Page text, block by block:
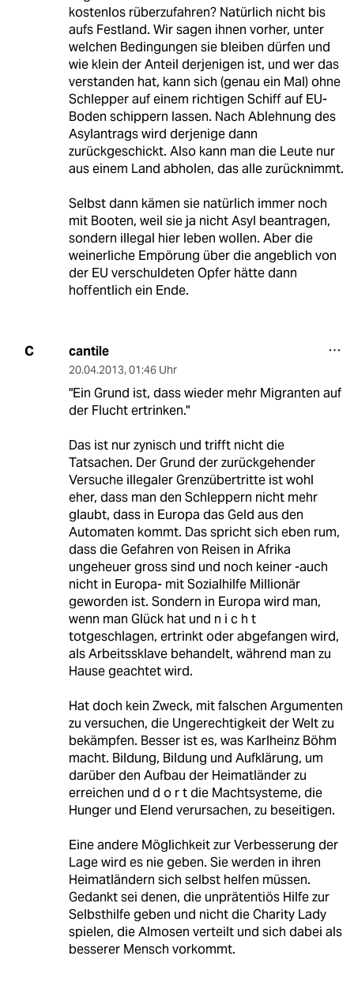
kostenlos rüberzufahren? Natürlich nicht bis
aufs Festland. Wir sagen ihnen vorher, unter
welchen Bedingungen sie bleiben dürfen und
wie klein der Anteil derjenigen ist, und wer das
verstanden hat, kann sich (genau ein Mal) ohne
Schlepper auf einem richtigen Schiff auf EU-
Boden schippern lassen. Nach Ablehnung des
Asylantrags wird derjenige dann
zurückgeschickt. Also kann man die Leute nur
aus einem Land abholen, das alle zurücknimmt.
Selbst dann kämen sie natürlich immer noch
mit Booten, weil sie ja nicht Asyl beantragen,
sondern illegal hier leben wollen. Aber die
weinerliche Empörung über die angeblich von
der EU verschuldeten Opfer hätte dann
hoffentlich ein Ende.
C cantile
20.04.2013, 01:46 Uhr
"Ein Grund ist, dass wieder mehr Migranten auf
der Flucht ertrinken."
Das ist nur zynisch und trifft nicht die
Tatsachen. Der Grund der zurückgehender
Versuche illegaler Grenzübertritte ist wohl
eher, dass man den Schleppern nicht mehr
glaubt, dass in Europa das Geld aus den
Automaten kommt. Das spricht sich eben rum,
dass die Gefahren von Reisen in Afrika
ungeheuer gross sind und noch keiner -auch
nicht in Europa- mit Sozialhilfe Millionär
geworden ist. Sondern in Europa wird man,
wenn man Glück hat und n i c h t
totgeschlagen, ertrinkt oder abgefangen wird,
als Arbeitssklave behandelt, während man zu
Hause geachtet wird.
Hat doch kein Zweck, mit falschen Argumenten
zu versuchen, die Ungerechtigkeit der Welt zu
bekämpfen. Besser ist es, was Karlheinz Böhm
macht. Bildung, Bildung und Aufklärung, um
darüber den Aufbau der Heimatländer zu
erreichen und d o r t die Machtsysteme, die
Hunger und Elend verursachen, zu beseitigen.
Eine andere Möglichkeit zur Verbesserung der
Lage wird es nie geben. Sie werden in ihren
Heimatländern sich selbst helfen müssen.
Gedankt sei denen, die unprätentiös Hilfe zur
Selbsthilfe geben und nicht die Charity Lady
spielen, die Almosen verteilt und sich dabei als
besserer Mensch vorkommt.